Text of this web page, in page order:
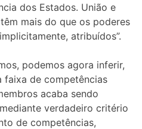
dos Estados. União e
mais do que os poderes
atribuídos”.
podemos agora inferir,
faixa de competências
acaba sendo
verdadeiro critério
de competências,